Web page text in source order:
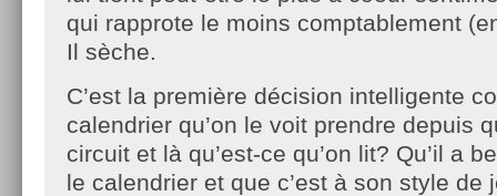
qui rapprote le moins comptablement
Il sèche.
C’est la première décision intelligente
calendrier qu’on le voit prendre depuis
circuit et là qu’est-ce qu’on lit? Qu’il a
le calendrier et que c’est à son style de